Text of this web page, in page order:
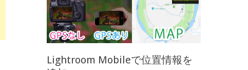
Lightroom Mobileで位置情報を